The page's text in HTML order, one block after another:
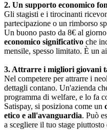
2. Un supporto economico
Gli stagisti e i tirocinanti
partecipazione o un rimborso
Un buono pasto da 8€ al
economico significativo che
mensile, spesso limitato. È un
3. Attrarre i migliori giovani
Nel competere per attrarre i
dettagli contano. Un'azienda
programma di welfare, e lo fa
Satispay, si posiziona come un
etico e all'avanguardia. Può
a scegliere il tuo stage